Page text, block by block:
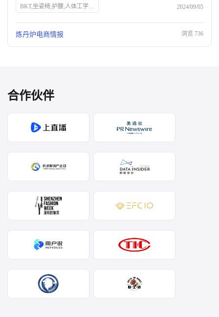
BKT,坐姿椅,护腰,人体工学,抖音,家居家纺,销量,网红,品牌力,电商布局,直播带货,消费者需求 2024/09/05
炼丹炉电商情报 浏览 736
合作伙伴